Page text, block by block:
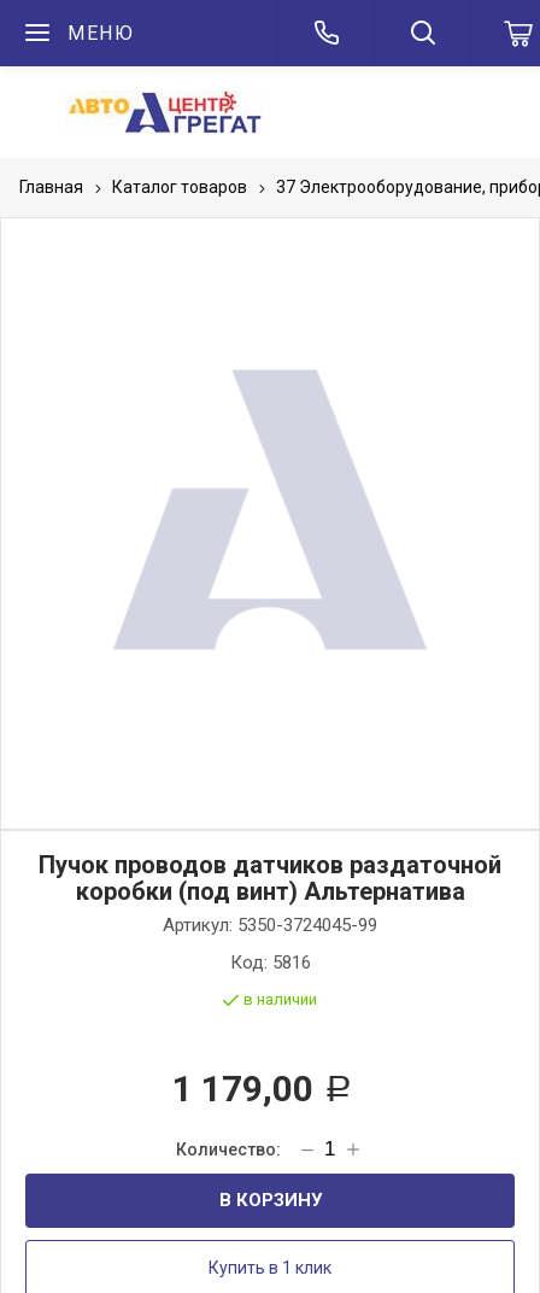
МЕНЮ
Главная Каталог товаров 37 Электрооборудование,
Пучок проводов датчиков раздаточной
коробки (под винт) Альтернатива
Артикул: 5350-3724045-99
Код: 5816
в наличии
1 179,00 Р
В КОРЗИНУ
Купить в 1 клик